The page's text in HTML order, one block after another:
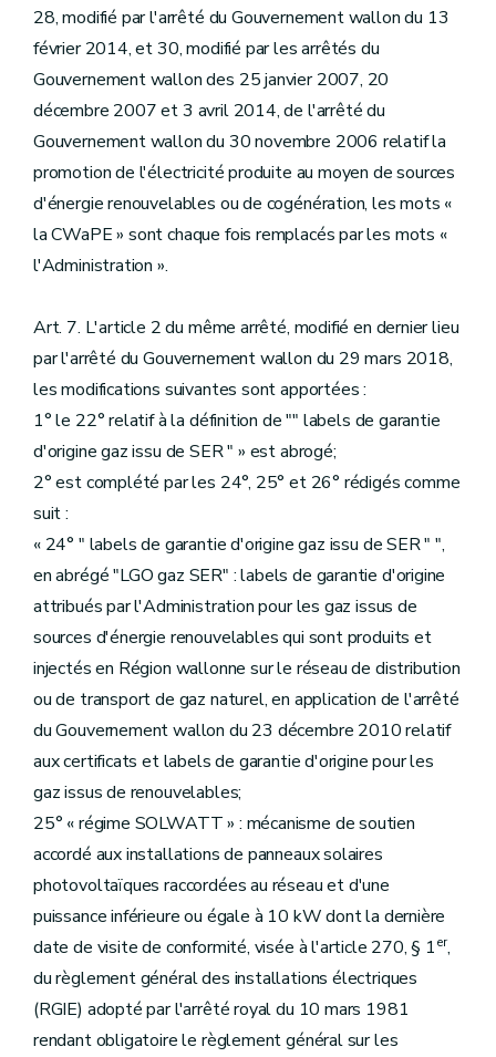
28, modifié par l'arrêté du Gouvernement wallon du 13
février 2014, et 30, modifié par les arrêtés du
Gouvernement wallon des 25 janvier 2007, 20
décembre 2007 et 3 avril 2014, de l'arrêté du
Gouvernement wallon du 30 novembre 2006 relatif la
promotion de l'électricité produite au moyen de sources
d'énergie renouvelables ou de cogénération, les mots «
la CWaPE » sont chaque fois remplacés par les mots «
l'Administration ».
Art. 7. L'article 2 du même arrêté, modifié en dernier lieu
par l'arrêté du Gouvernement wallon du 29 mars 2018,
les modifications suivantes sont apportées :
1° le 22° relatif à la définition de "" labels de garantie
d'origine gaz issu de SER " » est abrogé;
2° est complété par les 24°, 25° et 26° rédigés comme
suit :
« 24° " labels de garantie d'origine gaz issu de SER " ",
en abrégé "LGO gaz SER" : labels de garantie d'origine
attribués par l'Administration pour les gaz issus de
sources d'énergie renouvelables qui sont produits et
injectés en Région wallonne sur le réseau de distribution
ou de transport de gaz naturel, en application de l'arrêté
du Gouvernement wallon du 23 décembre 2010 relatif
aux certificats et labels de garantie d'origine pour les
gaz issus de renouvelables;
25° « régime SOLWATT » : mécanisme de soutien
accordé aux installations de panneaux solaires
photovoltaïques raccordées au réseau et d'une
puissance inférieure ou égale à 10 kW dont la dernière
date de visite de conformité, visée à l'article 270, § 1er,
du règlement général des installations électriques
(RGIE) adopté par l'arrêté royal du 10 mars 1981
rendant obligatoire le règlement général sur les